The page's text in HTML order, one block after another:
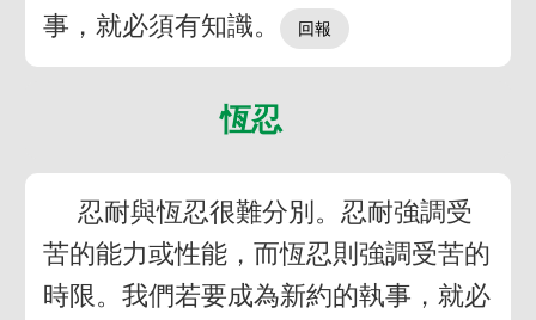
事，就必須有知識。
恆忍
忍耐與恆忍很難分別。忍耐強調受
苦的能力或性能，而恆忍則強調受苦的
時限。我們若要成為新約的執事，就必